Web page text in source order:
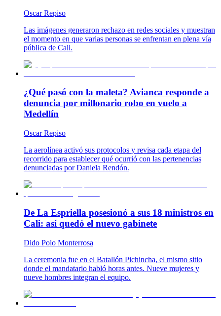
Oscar Repiso
Las imágenes generaron rechazo en redes sociales y muestran
el momento en que varias personas se enfrentan en plena vía
pública de Cali.
¿Qué pasó con la maleta? Avianca responde a
denuncia por millonario robo en vuelo a
Medellín
Oscar Repiso
La aerolínea activó sus protocolos y revisa cada etapa del
recorrido para establecer qué ocurrió con las pertenencias
denunciadas por Daniela Rendón.
De La Espriella posesionó a sus 18 ministros en
Cali: así quedó el nuevo gabinete
Dido Polo Monterrosa
La ceremonia fue en el Batallón Pichincha, el mismo sitio
donde el mandatario habló horas antes. Nueve mujeres y
nueve hombres integran el equipo.